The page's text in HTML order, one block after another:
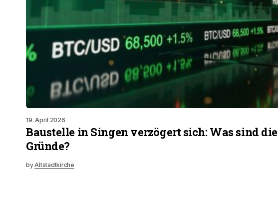
19. April 2026
Baustelle in Singen verzögert sich: Was sind die
Gründe?
byAltstadtkirche